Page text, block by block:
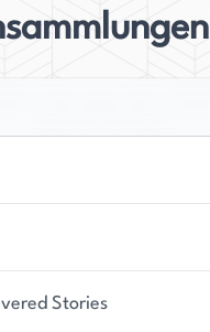
Stories